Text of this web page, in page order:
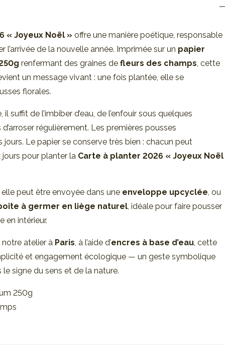
« Joyeux Noël » offre une manière poétique, responsable
l’arrivée de la nouvelle année. Imprimée sur un papier
renfermant des graines de fleurs des champs, cette
un message vivant : une fois plantée, elle se
florales.
suffit de l’imbiber d’eau, de l’enfouir sous quelques
régulièrement. Les premières pousses
jours. Le papier se conserve très bien : chacun peut
jours pour planter la Carte à planter 2026 « Joyeux Noël
elle peut être envoyée dans une enveloppe upcyclée, ou
à germer en liège naturel, idéale pour faire pousser
en intérieur.
atelier à Paris, à l’aide d’encres à base d’eau, cette
et engagement écologique — un geste symbolique
signe du sens et de la nature.
250g